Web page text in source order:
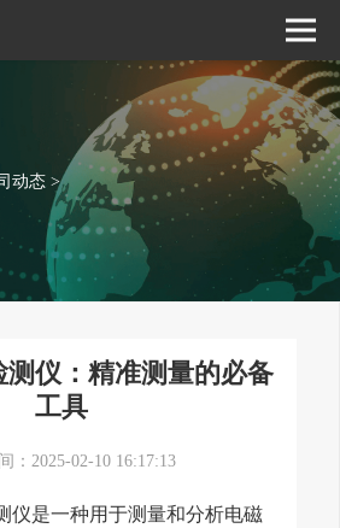
动态 >
仪：精准测量的必备
工具
：2025-02-10 16:17:13
仪是一种用于测量和分析电磁